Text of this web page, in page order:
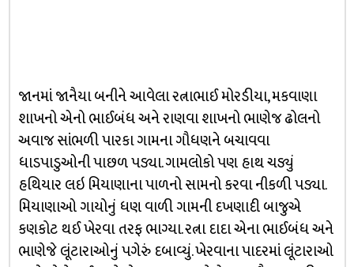
જાનમાં જાનૈયા બનીને આવેલા રત્નાભાઈ મોરડીયા, મકવાણા
શાખનો એનો ભાઈબંધ અને રાણવા શાખનો ભાણેજ ઢોલનો
અવાજ સાંભળી પારકા ગામના ગૌધણને બચાવવા
ધાડપાડુઓની પાછળ પડ્યા. ગામલોકો પણ હાથ ચડ્યું
હથિયાર લઇ મિયાણાના પાળનો સામનો કરવા નીકળી પડ્યા.
મિયાણાઓ ગાયોનું ધણ વાળી ગામની દખણાદી બાજુએ
કણકોટ થઈ ખેરવા તરફ ભાગ્યા. રત્ના દાદા એના ભાઈબંધ અને
ભાણેજે લૂંટારાઓનું પગેરું દબાવ્યું. ખેરવાના પાદરમાં લૂંટારાઓ